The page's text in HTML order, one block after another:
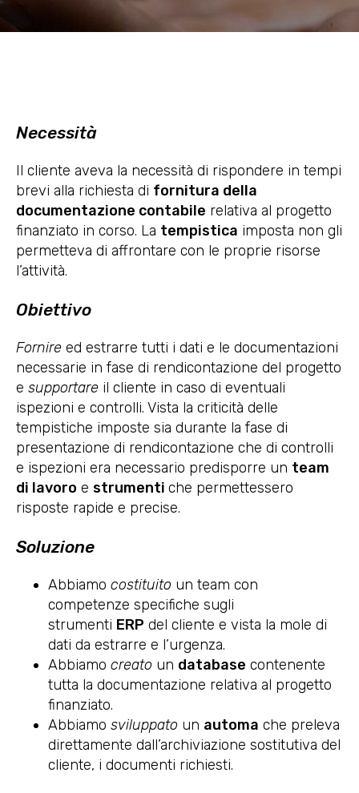
Necessità
Il cliente aveva la necessità di rispondere in tempi
brevi alla richiesta di fornitura della
documentazione contabile relativa al progetto
finanziato in corso. La tempistica imposta non gli
permetteva di affrontare con le proprie risorse
l’attività.
Obiettivo
Fornire ed estrarre tutti i dati e le documentazioni
necessarie in fase di rendicontazione del progetto
e supportare il cliente in caso di eventuali
ispezioni e controlli. Vista la criticità delle
tempistiche imposte sia durante la fase di
presentazione di rendicontazione che di controlli
e ispezioni era necessario predisporre un team
di lavoro e strumenti che permettessero
risposte rapide e precise.
Soluzione
Abbiamo costituito un team con
competenze specifiche sugli
strumenti ERP del cliente e vista la mole di
dati da estrarre e l’urgenza.
Abbiamo creato un database contenente
tutta la documentazione relativa al progetto
finanziato.
Abbiamo sviluppato un automa che preleva
direttamente dall’archiviazione sostitutiva del
cliente, i documenti richiesti.